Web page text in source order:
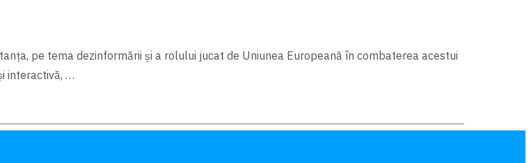
pe tema dezinformării și a rolului jucat de Uniunea Europeană în combaterea acestui
interactivă, …